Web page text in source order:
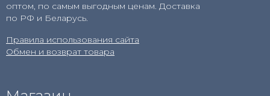
оптом, по самым выгодным ценам. Доставка
по РФ и Беларусь.
Правила использования сайта
Обмен и возврат товара